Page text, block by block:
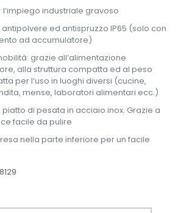
industriale gravoso
ed antispruzzo IP65 (solo con
ad accumulatore)
grazie all‘alimentazione
alla struttura compatta ed al peso
per l‘uso in luoghi diversi (cucine,
mense, laboratori alimentari ecc.)
di pesata in acciaio inox. Grazie a
facile da pulire
nella parte inferiore per un facile